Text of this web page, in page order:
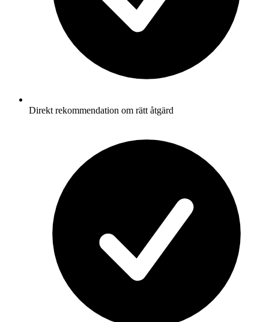
Direkt rekommendation om rätt åtgärd